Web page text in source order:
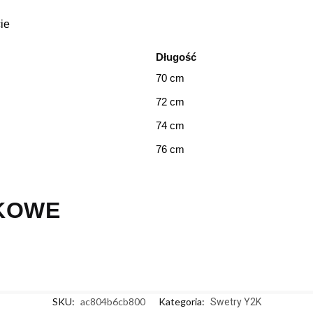
Długość
70 cm
72 cm
74 cm
76 cm
SKU: ac804b6cb800 Kategoria: Swetry Y2K